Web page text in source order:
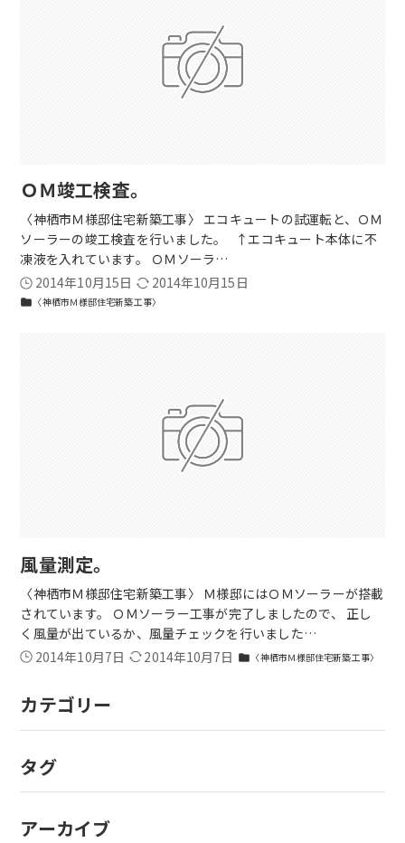
ＯＭ竣工検査。
〈神栖市Ｍ様邸住宅新築工事〉 エコキュートの試運転と、ＯＭ
ソーラーの竣工検査を行いました。 ↑エコキュート本体に不
凍液を入れています。 ＯＭソーラ…
2014年10月15日
2014年10月15日
folder 〈神栖市Ｍ様邸住宅新築工事〉
風量測定。
〈神栖市Ｍ様邸住宅新築工事〉 Ｍ様邸にはＯＭソーラーが搭載
されています。 ＯＭソーラー工事が完了しましたので、 正し
く風量が出ているか、風量チェックを行いました…
2014年10月7日
2014年10月7日 folder 〈神栖市Ｍ様邸住宅新築工事〉
カテゴリー
タグ
アーカイブ